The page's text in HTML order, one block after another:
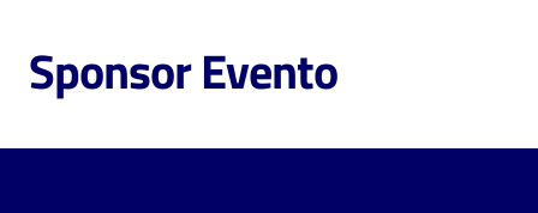
Cosa
fare
Sponsor Evento